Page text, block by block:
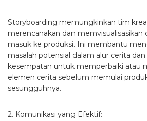
Storyboarding memungkinkan tim
merencanakan dan memvisualisasikan
masuk ke produksi. Ini membantu
masalah potensial dalam alur cerita
kesempatan untuk memperbaiki atau
elemen cerita sebelum memulai
sesungguhnya.
2. Komunikasi yang Efektif: